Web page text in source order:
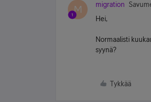
M migration
Hei,
Normaalisti
syynä?
Tykkää